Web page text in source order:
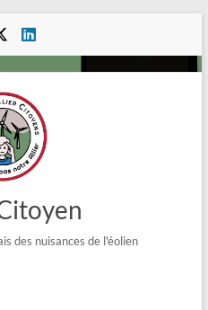
des nuisances de l'éolien